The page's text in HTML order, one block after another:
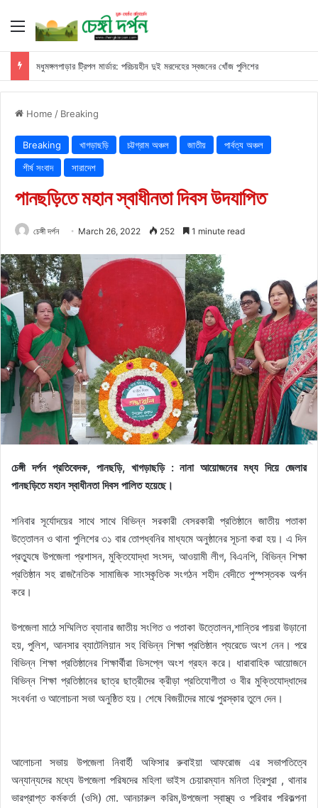
Menu
মধুমঙ্গলপাড়ার ট্রিপল মার্ডার: পরিচয়হীন দুই মরদেহের স্বজনের খোঁজ পুলিশের
Home / Breaking
Breaking খাগড়াছড়ি চট্টগ্রাম অঞ্চল জাতীয়
পার্বত্য অঞ্চল
শীর্ষ সংবাদ
সারাদেশ
পানছড়িতে মহান স্বাধীনতা দিবস উদযাপিত
চেঙ্গী দর্পন March 26, 2022 252 1 minute read
চেঙ্গী দর্পন প্রতিবেদক, পানছড়ি, খাগড়াছড়ি : নানা আয়োজনের মধ্য দিয়ে জেলার
পানছড়িতে মহান স্বাধীনতা দিবস পালিত হয়েছে।
শনিবার সূর্যোদয়ের সাথে সাথে বিভিন্ন সরকারী বেসরকারী প্রতিষ্ঠানে জাতীয় পতাকা
উত্তোলন ও থানা পুলিশের ৩১ বার তোপধ্বনির মাধ্যমে অনুষ্ঠানের সূচনা করা হয়। এ দিন
প্রত্যুষে উপজেলা প্রশাসন, মুক্তিযোদ্ধা সংসদ, আওয়ামী লীগ, বিএনপি, বিভিন্ন শিক্ষা
প্রতিষ্ঠান সহ রাজনৈতিক সামাজিক সাংস্কৃতিক সংগঠন শহীদ বেদীতে পুস্পস্তবক অর্পন
করে।
উপজেলা মাঠে সম্মিলিত ব্যানার জাতীয় সংগিত ও পতাকা উত্তোলন,শান্তির পায়রা উড়ানো
হয়, পুলিশ, আনসার ব্যাটেলিয়ান সহ বিভিন্ন শিক্ষা প্রতিষ্ঠান প্যরেডে অংশ নেন। পরে
বিভিন্ন শিক্ষা প্রতিষ্ঠানের শিক্ষার্থীরা ডিসপ্লে অংশ গ্রহন করে। ধারাবাহিক আয়োজনে
বিভিন্ন শিক্ষা প্রতিষ্ঠানের ছাত্র ছাত্রীদের ক্রীড়া প্রতিযোগীতা ও বীর মুক্তিযোদ্ধাদের
সংবর্ধনা ও আলোচনা সভা অনুষ্ঠিত হয়। শেষে বিজয়ীদের মাঝে পুরস্কার তুলে দেন।
আলোচনা সভায় উপজেলা নিবার্হী অফিসার রুবাইয়া আফরোজ এর সভাপতিত্বে
অন্যান্যদের মধ্যে উপজেলা পরিষদের মহিলা ভাইস চেয়ারম্যান মনিতা ত্রিপুরা , থানার
ভারপ্রাপ্ত কর্মকর্তা (ওসি) মো. আনচারুল করিম,উপজেলা স্বাস্থ্য ও পরিবার পরিকল্পনা